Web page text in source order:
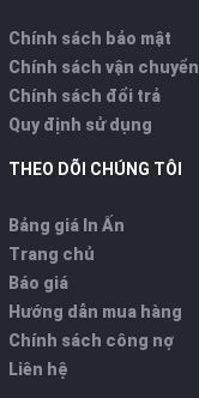
Chính sách bảo mật
Chính sách vận chuyển
Chính sách đổi trả
Quy định sử dụng
THEO DÕI CHÚNG TÔI
Bảng giá In Ấn
Trang chủ
Báo giá
Hướng dẫn mua hàng
Chính sách công nợ
Liên hệ